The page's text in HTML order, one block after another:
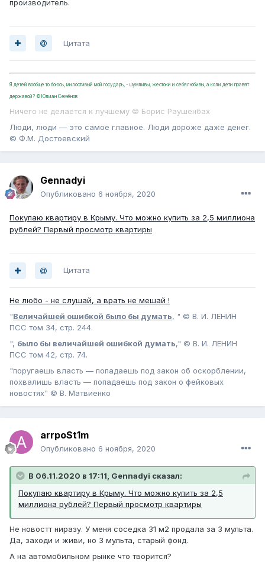
производитель.
Цитата
Я детей вообще то боюсь, милостивый мой государь, - шумливы, жестоки и себялюбивы, а коли дети правят
державой? ©Юлиан Семёнов
Ничего не делается к лучшему © Борис Раушенбах
Люди, люди — это самое главное. Люди дороже даже денег.
© Ф.М. Достоевский
Gennadyi
Опубликовано 6 ноября, 2020
Покупаю квартиру в Крыму. Что можно купить за 2,5 миллиона
рублей? Первый просмотр квартиры
Цитата
Не любо - не слушай, а врать не мешай !
"Величайшей ошибкой было бы думать, " © В. И. ЛЕНИН
ПСС том 34, стр. 244.
", было бы величайшей ошибкой думать," © В. И. ЛЕНИН
ПСС том 42, стр. 74.
"поругаешь власть — попадаешь под закон об оскорблении,
похвалишь власть — попадаешь под закон о фейковых
новостях" © В. Матвиенко
arrpoSt1m
Опубликовано 6 ноября, 2020
В 06.11.2020 в 17:11, Gennadyi сказал:
Покупаю квартиру в Крыму. Что можно купить за 2,5
миллиона рублей? Первый просмотр квартиры
Не новостт ниразу. У меня соседка 31 м2 продала за 3 мульта.
Да, заходи и живи, но 3 мульта, старый фонд.
А на автомобильном рынке что творится?